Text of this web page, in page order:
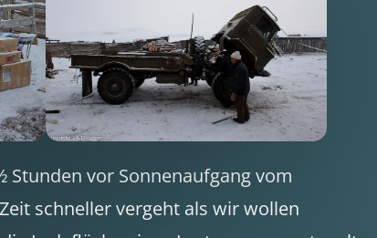
vor Sonnenaufgang vom
schneller vergeht als wir wollen